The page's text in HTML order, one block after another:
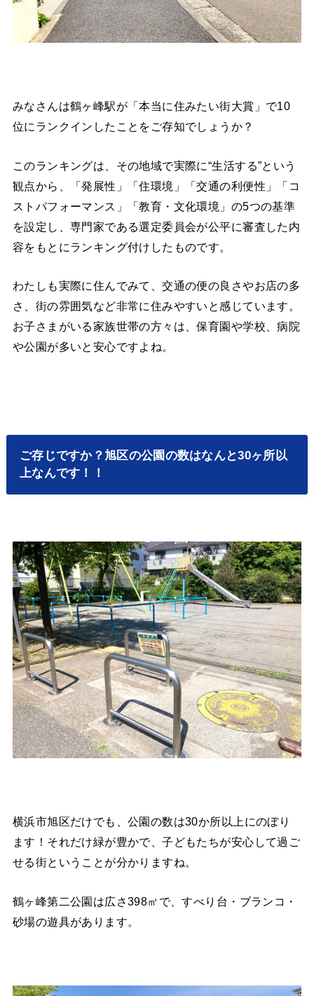
みなさんは鶴ヶ峰駅が「本当に住みたい街大賞」で10
位にランクインしたことをご存知でしょうか？
このランキングは、その地域で実際に“生活する”という
観点から、「発展性」「住環境」「交通の利便性」「コ
ストパフォーマンス」「教育・文化環境」の5つの基準
を設定し、専門家である選定委員会が公平に審査した内
容をもとにランキング付けしたものです。
わたしも実際に住んでみて、交通の便の良さやお店の多
さ、街の雰囲気など非常に住みやすいと感じています。
お子さまがいる家族世帯の方々は、保育園や学校、病院
や公園が多いと安心ですよね。
ご存じですか？旭区の公園の数はなんと30ヶ所以
上なんです！！
横浜市旭区だけでも、公園の数は30か所以上にのぼり
ます！それだけ緑が豊かで、子どもたちが安心して過ご
せる街ということが分かりますね。
鶴ヶ峰第二公園は広さ398㎡で、すべり台・ブランコ・
砂場の遊具があります。